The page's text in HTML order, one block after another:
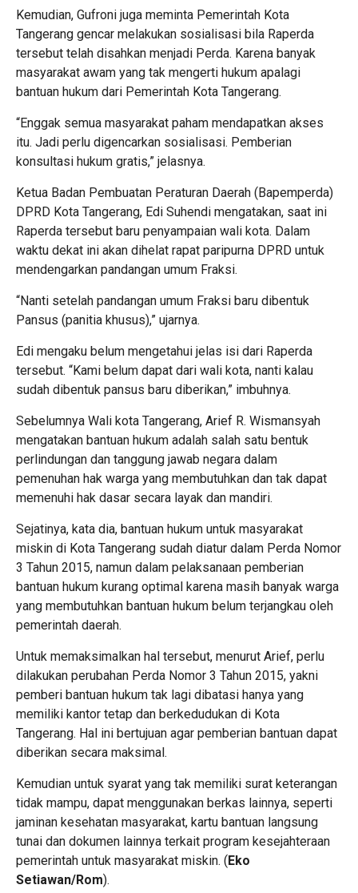
Kemudian, Gufroni juga meminta Pemerintah Kota
Tangerang gencar melakukan sosialisasi bila Raperda
tersebut telah disahkan menjadi Perda. Karena banyak
masyarakat awam yang tak mengerti hukum apalagi
bantuan hukum dari Pemerintah Kota Tangerang.
“Enggak semua masyarakat paham mendapatkan akses
itu. Jadi perlu digencarkan sosialisasi. Pemberian
konsultasi hukum gratis,” jelasnya.
Ketua Badan Pembuatan Peraturan Daerah (Bapemperda)
DPRD Kota Tangerang, Edi Suhendi mengatakan, saat ini
Raperda tersebut baru penyampaian wali kota. Dalam
waktu dekat ini akan dihelat rapat paripurna DPRD untuk
mendengarkan pandangan umum Fraksi.
“Nanti setelah pandangan umum Fraksi baru dibentuk
Pansus (panitia khusus),” ujarnya.
Edi mengaku belum mengetahui jelas isi dari Raperda
tersebut. “Kami belum dapat dari wali kota, nanti kalau
sudah dibentuk pansus baru diberikan,” imbuhnya.
Sebelumnya Wali kota Tangerang, Arief R. Wismansyah
mengatakan bantuan hukum adalah salah satu bentuk
perlindungan dan tanggung jawab negara dalam
pemenuhan hak warga yang membutuhkan dan tak dapat
memenuhi hak dasar secara layak dan mandiri.
Sejatinya, kata dia, bantuan hukum untuk masyarakat
miskin di Kota Tangerang sudah diatur dalam Perda Nomor
3 Tahun 2015, namun dalam pelaksanaan pemberian
bantuan hukum kurang optimal karena masih banyak warga
yang membutuhkan bantuan hukum belum terjangkau oleh
pemerintah daerah.
Untuk memaksimalkan hal tersebut, menurut Arief, perlu
dilakukan perubahan Perda Nomor 3 Tahun 2015, yakni
pemberi bantuan hukum tak lagi dibatasi hanya yang
memiliki kantor tetap dan berkedudukan di Kota
Tangerang. Hal ini bertujuan agar pemberian bantuan dapat
diberikan secara maksimal.
Kemudian untuk syarat yang tak memiliki surat keterangan
tidak mampu, dapat menggunakan berkas lainnya, seperti
jaminan kesehatan masyarakat, kartu bantuan langsung
tunai dan dokumen lainnya terkait program kesejahteraan
pemerintah untuk masyarakat miskin. (Eko
Setiawan/Rom).